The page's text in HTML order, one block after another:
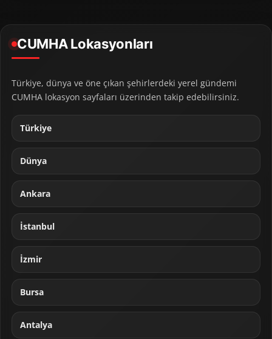
CUMHA Lokasyonları
Türkiye, dünya ve öne çıkan şehirlerdeki yerel gündemi
CUMHA lokasyon sayfaları üzerinden takip edebilirsiniz.
Türkiye
Dünya
Ankara
İstanbul
İzmir
Bursa
Antalya